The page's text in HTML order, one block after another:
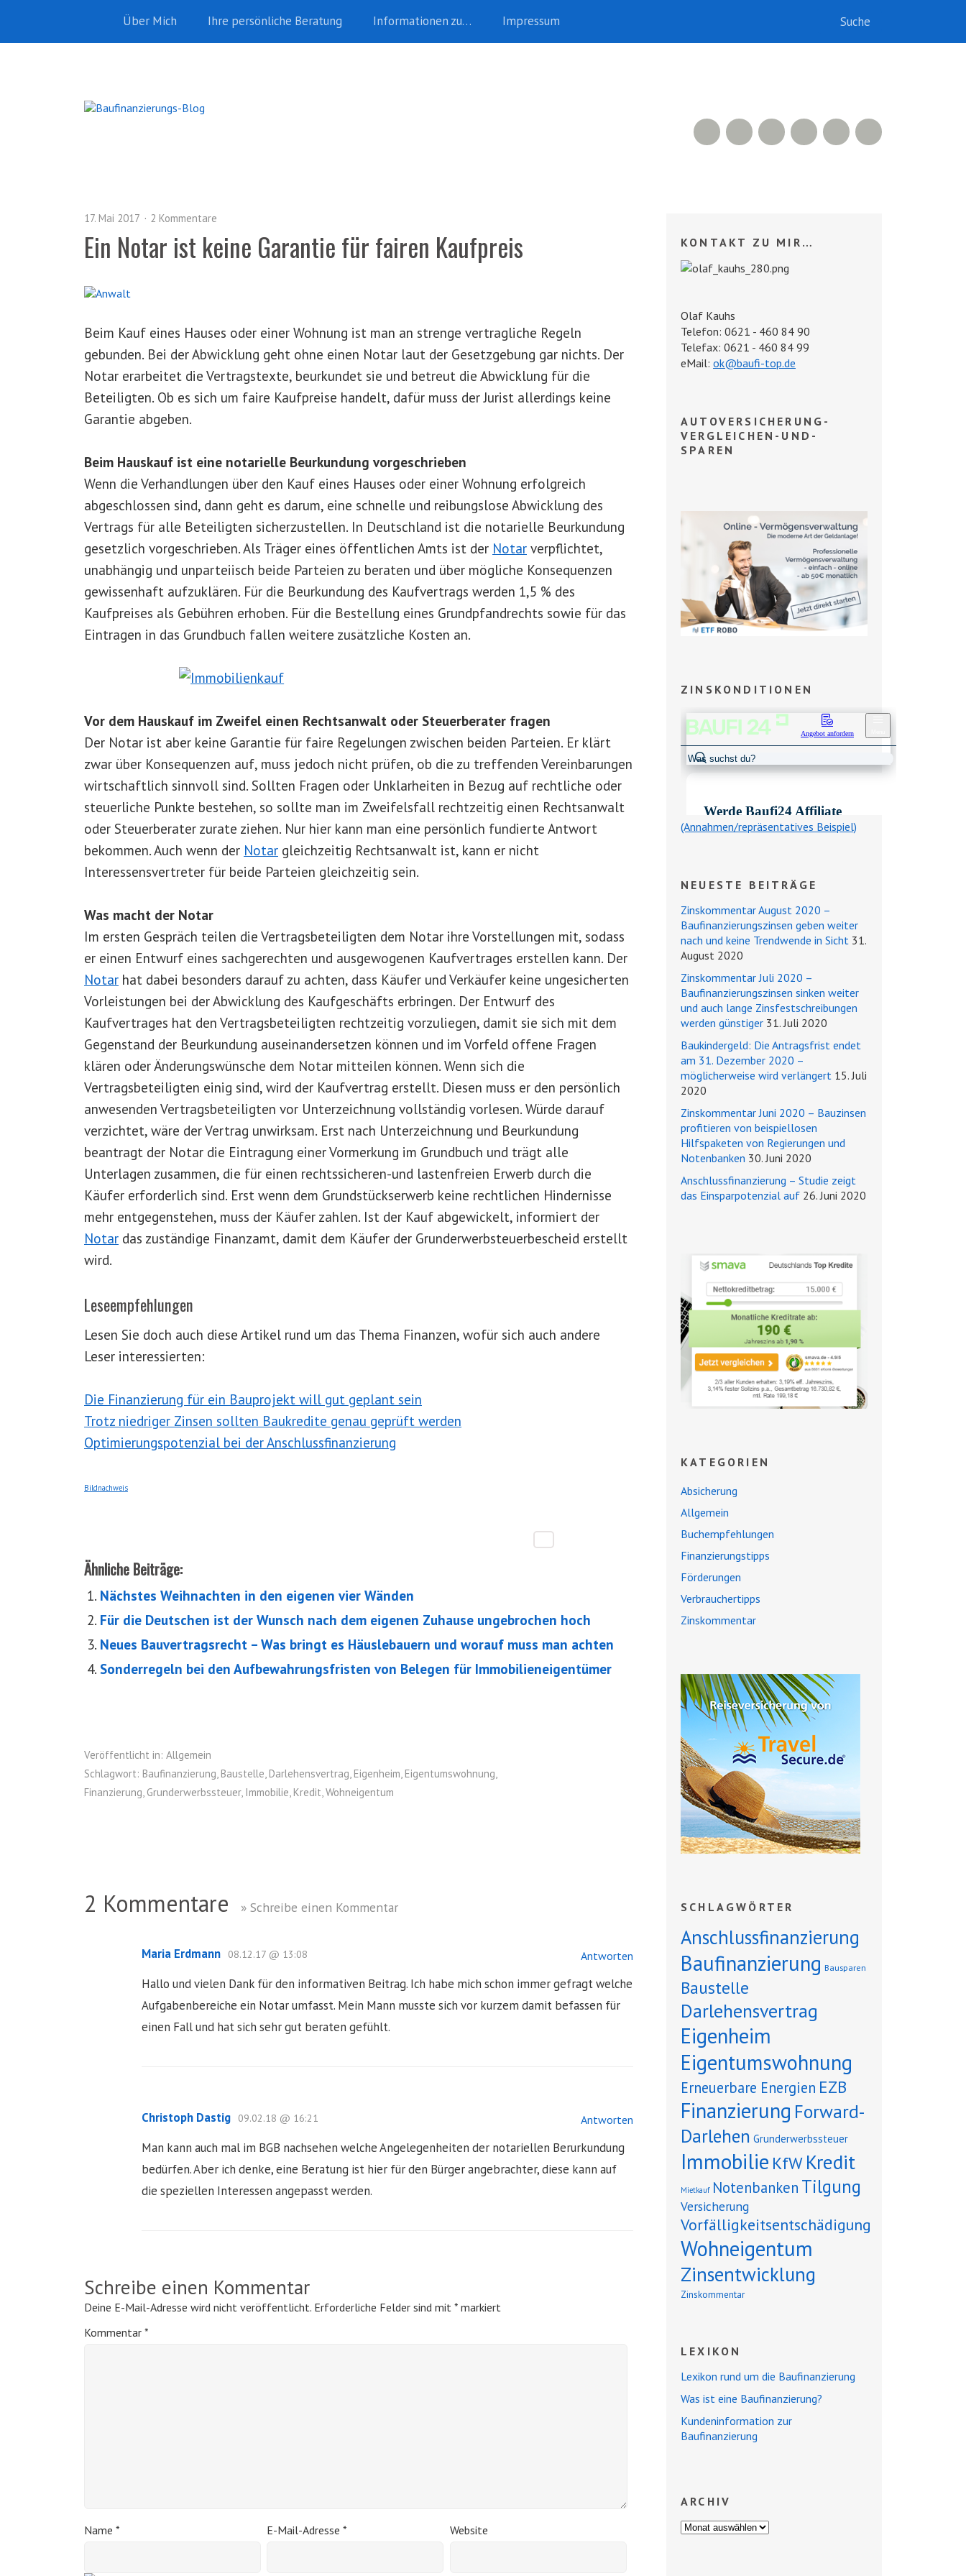
Über Mich Ihre persönliche Beratung Informationen zu… Impressum
Facebook
500px
LinkedIn
Xing
RSS Feed
17. Mai 2017 2 Kommentare
Ein Notar ist keine Garantie für fairen Kaufpreis
Beim Kauf eines Hauses oder einer Wohnung ist man an strenge vertragliche Regeln
gebunden. Bei der Abwicklung geht ohne einen Notar laut der Gesetzgebung gar nichts. Der
Notar erarbeitet die Vertragstexte, beurkundet sie und betreut die Abwicklung für die
Beteiligten. Ob es sich um faire Kaufpreise handelt, dafür muss der Jurist allerdings keine
Garantie abgeben.
Beim Hauskauf ist eine notarielle Beurkundung vorgeschrieben
Wenn die Verhandlungen über den Kauf eines Hauses oder einer Wohnung erfolgreich
abgeschlossen sind, dann geht es darum, eine schnelle und reibungslose Abwicklung des
Vertrags für alle Beteiligten sicherzustellen. In Deutschland ist die notarielle Beurkundung
gesetzlich vorgeschrieben. Als Träger eines öffentlichen Amts ist der Notar verpflichtet,
unabhängig und unparteiisch beide Parteien zu beraten und über mögliche Konsequenzen
gewissenhaft aufzuklären. Für die Beurkundung des Kaufvertrags werden 1,5 % des
Kaufpreises als Gebühren erhoben. Für die Bestellung eines Grundpfandrechts sowie für das
Eintragen in das Grundbuch fallen weitere zusätzliche Kosten an.
Vor dem Hauskauf im Zweifel einen Rechtsanwalt oder Steuerberater fragen
Der Notar ist aber keine Garantie für faire Regelungen zwischen beiden Parteien. Er klärt
zwar über Konsequenzen auf, muss jedoch nicht prüfen, ob die zu treffenden Vereinbarungen
wirtschaftlich sinnvoll sind. Sollten Fragen oder Unklarheiten in Bezug auf rechtliche oder
steuerliche Punkte bestehen, so sollte man im Zweifelsfall rechtzeitig einen Rechtsanwalt
oder Steuerberater zurate ziehen. Nur hier kann man eine persönlich fundierte Antwort
bekommen. Auch wenn der Notar gleichzeitig Rechtsanwalt ist, kann er nicht
Interessensvertreter für beide Parteien gleichzeitig sein.
Was macht der Notar
Im ersten Gespräch teilen die Vertragsbeteiligten dem Notar ihre Vorstellungen mit, sodass
er einen Entwurf eines sachgerechten und ausgewogenen Kaufvertrages erstellen kann. Der
Notar hat dabei besonders darauf zu achten, dass Käufer und Verkäufer keine ungesicherten
Vorleistungen bei der Abwicklung des Kaufgeschäfts erbringen. Der Entwurf des
Kaufvertrages hat den Vertragsbeteiligten rechtzeitig vorzuliegen, damit sie sich mit dem
Gegenstand der Beurkundung auseinandersetzen können und im Vorfeld offene Fragen
klären oder Änderungswünsche dem Notar mitteilen können. Wenn sich die
Vertragsbeteiligten einig sind, wird der Kaufvertrag erstellt. Diesen muss er den persönlich
anwesenden Vertragsbeteiligten vor Unterzeichnung vollständig vorlesen. Würde darauf
verzichtet, wäre der Vertrag unwirksam. Erst nach Unterzeichnung und Beurkundung
beantragt der Notar die Eintragung einer Vormerkung im Grundbuch und trägt alle
Unterlagen zusammen, die für einen rechtssicheren-und lastenfreien Erwerb durch die
Käufer erforderlich sind. Erst wenn dem Grundstückserwerb keine rechtlichen Hindernisse
mehr entgegenstehen, muss der Käufer zahlen. Ist der Kauf abgewickelt, informiert der
Notar das zuständige Finanzamt, damit dem Käufer der Grunderwerbsteuerbescheid erstellt
wird.
Leseempfehlungen
Lesen Sie doch auch diese Artikel rund um das Thema Finanzen, wofür sich auch andere
Leser interessierten:
Die Finanzierung für ein Bauprojekt will gut geplant sein
Trotz niedriger Zinsen sollten Baukredite genau geprüft werden
Optimierungspotenzial bei der Anschlussfinanzierung
Bildnachweis
Ähnliche Beiträge:
Nächstes Weihnachten in den eigenen vier Wänden
Für die Deutschen ist der Wunsch nach dem eigenen Zuhause ungebrochen hoch
Neues Bauvertragsrecht – Was bringt es Häuslebauern und worauf muss man achten
Sonderregeln bei den Aufbewahrungsfristen von Belegen für Immobilieneigentümer
Veröffentlicht in: Allgemein
Schlagwort: Baufinanzierung, Baustelle, Darlehensvertrag, Eigenheim, Eigentumswohnung,
Finanzierung, Grunderwerbssteuer, Immobilie, Kredit,Wohneigentum
2 Kommentare » Schreibe einen Kommentar
Maria Erdmann Antworten
08.12.17 @ 13:08
Hallo und vielen Dank für den informativen Beitrag. Ich habe mich schon immer gefragt welche
Aufgabenbereiche ein Notar umfasst. Mein Mann musste sich vor kurzem damit befassen für
einen Fall und hat sich sehr gut beraten gefühlt.
Christoph Dastig Antworten
09.02.18 @ 16:21
Man kann auch mal im BGB nachsehen welche Angelegenheiten der notariellen Berurkundung
bedürfen. Aber ich denke, eine Beratung ist hier für den Bürger angebrachter, diese kann auf
die speziellen Interessen angepasst werden.
Schreibe einen Kommentar
Deine E-Mail-Adresse wird nicht veröffentlicht. Erforderliche Felder sind mit * markiert
Kommentar *
Name * E-Mail-Adresse* Website
KONTAKT ZU MIR…
Olaf Kauhs
Telefon: 0621 - 460 84 90
Telefax: 0621 - 460 84 99
eMail: ok@baufi-top.de
AUTOVERSICHERUNG-
VERGLEICHEN-UND-
SPAREN
ZINSKONDITIONEN
(Annahmen/repräsentatives Beispiel)
NEUESTE BEITRÄGE
Zinskommentar August 2020 –
Baufinanzierungszinsen geben weiter
nach und keine Trendwende in Sicht 31.
August 2020
Zinskommentar Juli 2020 –
Baufinanzierungszinsen sinken weiter
und auch lange Zinsfestschreibungen
werden günstiger 31. Juli 2020
Baukindergeld: Die Antragsfrist endet
am 31. Dezember 2020 –
möglicherweise wird verlängert 15. Juli
2020
Zinskommentar Juni 2020 – Bauzinsen
profitieren von beispiellosen
Hilfspaketen von Regierungen und
Notenbanken 30. Juni 2020
Anschlussfinanzierung – Studie zeigt
das Einsparpotenzial auf 26. Juni 2020
KATEGORIEN
Absicherung
Allgemein
Buchempfehlungen
Finanzierungstipps
Förderungen
Verbrauchertipps
Zinskommentar
SCHLAGWÖRTER
Anschlussfinanzierung
Baufinanzierung Bausparen
Baustelle
Darlehensvertrag
Eigenheim
Eigentumswohnung
Erneuerbare Energien EZB
Finanzierung Forward-
Darlehen Grunderwerbssteuer
Immobilie KfWKredit
Mietkauf Notenbanken Tilgung
Versicherung
Vorfälligkeitsentschädigung
Wohneigentum
Zinsentwicklung
Zinskommentar
LEXIKON
Lexikon rund um die Baufinanzierung
Was ist eine Baufinanzierung?
Kundeninformation zur
Baufinanzierung
ARCHIV